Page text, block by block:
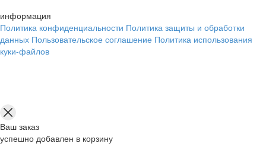
информация
Политика конфиденциальности Политика защиты и обработки
данных Пользовательское соглашение Политика использования
куки-файлов
Ваш заказ
успешно добавлен в корзину